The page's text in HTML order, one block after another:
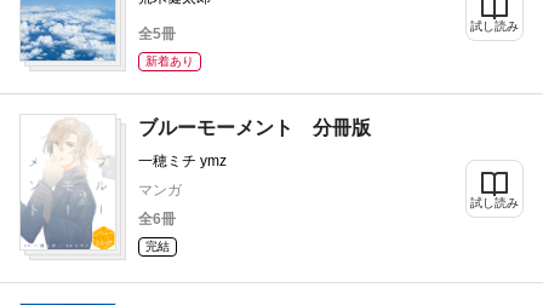
全5冊
新着あり
試し読み
ブルーモーメント 分冊版
一穂ミチ ymz
マンガ
全6冊
完結
試し読み